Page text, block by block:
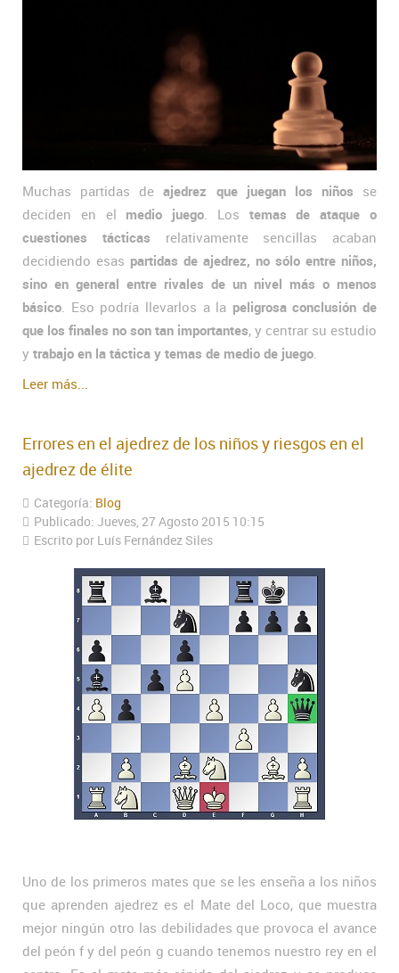
Muchas partidas deajedrez que juegan los niños se
deciden en el medio juego. Los temas de ataque o
cuestiones tácticas relativamente sencillas acaban
decidiendo esas partidas de ajedrez, no sólo entre niños,
sino en general entre rivales de un nivel más o menos
básico. Eso podría llevarlos a la peligrosa conclusión de
que los finales no son tan importantes, y centrar su estudio
y trabajo en la táctica y temas de medio de juego.
Leer más...
Errores en el ajedrez de los niños y riesgos en el
ajedrez de élite
Categoría: Blog
Publicado: Jueves, 27 Agosto 2015 10:15
Escrito por Luís Fernández Siles
Uno de los primeros mates que se les enseña a los niños
que aprenden ajedrez es el Mate del Loco, que muestra
mejor ningún otro las debilidades que provoca el avance
del peón f y del peón g cuando tenemos nuestro rey en el